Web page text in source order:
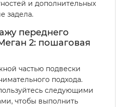
и дополнительных
задела.
переднего
2: пошаговая
частью подвески
подхода.
следующими
чтобы выполнить